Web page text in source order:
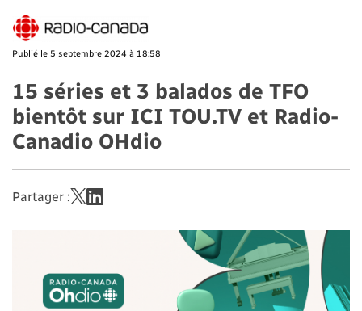
Publié le 5 septembre 2024 à 18:58
15 séries et 3 balados de TFO
bientôt sur ICI TOU.TV et Radio-
Canadio OHdio
Partager :